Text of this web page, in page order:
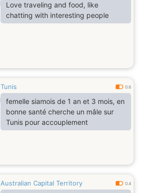
Love traveling and food, like
chatting with interesting people
Tunis 0.6
femelle siamois de 1 an et 3 mois, en
bonne santé cherche un mâle sur
Tunis pour accouplement
Australian Capital Territory 0.4